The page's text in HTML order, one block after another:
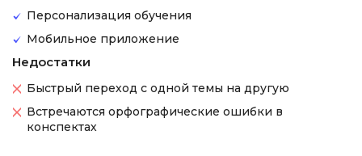
Персонализация обучения
Мобильное приложение
Недостатки
Быстрый переход с одной темы на другую
Встречаются орфографические ошибки в
конспектах